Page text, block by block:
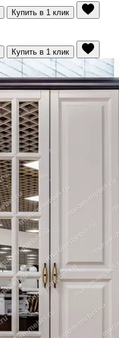
Купить в 1 клик
Купить в 1 клик